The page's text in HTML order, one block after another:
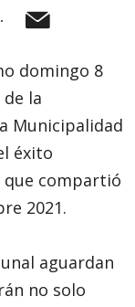
domingo 8
la
Municipalidad
éxito
que compartió
2021.
aguardan
no solo